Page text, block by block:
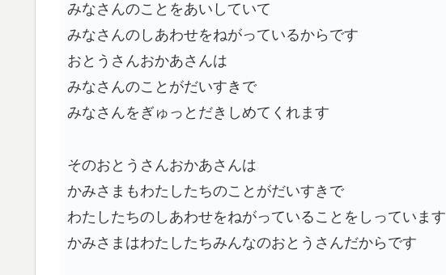
みなさんのことをあいしていて
みなさんのしあわせをねがっているからです
おとうさんおかあさんは
みなさんのことがだいすきで
みなさんをぎゅっとだきしめてくれます
そのおとうさんおかあさんは
かみさまもわたしたちのことがだいすきで
わたしたちのしあわせをねがっていることをしっています
かみさまはわたしたちみんなのおとうさんだからです